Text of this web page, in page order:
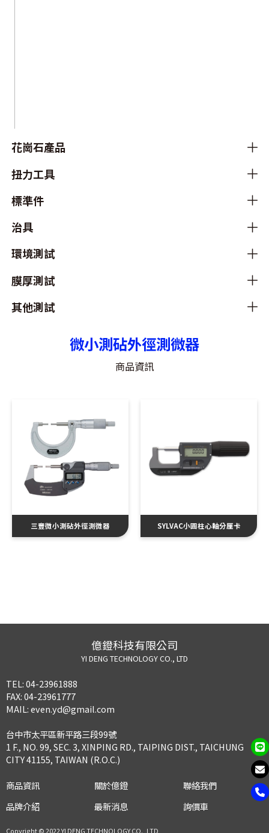
花崗石產品
扭力工具
標準件
治具
環境測試
膜厚測試
其他測試
微小測砧外徑測微器
商品資訊
三豐微小測砧外徑測微器 SYLVAC小圓柱心軸分厘卡
億鐙科技有限公司
YI DENG TECHNOLOGY CO., LTD
TEL:04-23961888
FAX:04-23961777
MAIL:even.yd@gmail.com
台中市太平區新平路三段99號
1 F., NO. 99, SEC. 3, XINPING RD., TAIPING DIST., TAICHUNG
CITY 41155, TAIWAN (R.O.C.)
商品資訊
品牌介紹
關於億鐙
最新消息
聯絡我們
詢價車
Copyright © 2022 YI DENG TECHNOLOGY CO., LTD